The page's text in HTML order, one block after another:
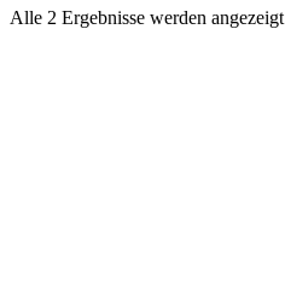
Alle 2 Ergebnisse werden angezeigt